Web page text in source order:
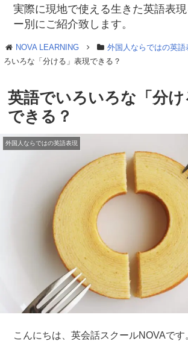
実際に現地で使える生きた英語表現
ー別にご紹介致します。
NOVA LEARNING 外国人ならではの英語
ろいろな「分ける」表現できる？
英語でいろいろな「分
できる？
外国人ならではの英語表現
こんにちは、英会話スクールNOVAです